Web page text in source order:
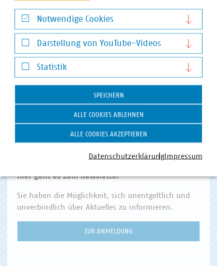
10115 Berlin
E-Mail:
info(at)vku(dot)de
VKU Angebote
VKU AKADEMIE
KOMMUNAL KANN
KOMMUNALDIGITAL
Hier geht es zum Newsletter
Sie haben die Möglichkeit, sich unentgeltlich und
unverbindlich über Aktuelles zu informieren.
ZUR ANMELDUNG
Notwendige Cookies
Notwendige Cookies
Darstellung von YouTube-Videos
Darstellung von YouTube-Videos
Statistik
Statistik
SPEICHERN
ALLE COOKIES ABLEHNEN
ALLE COOKIES AKZEPTIEREN
DatenschutzerklärungImpressum